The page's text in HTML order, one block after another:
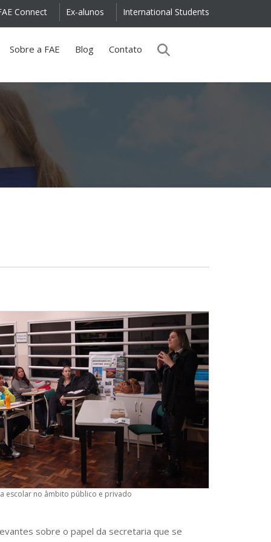
International Students
Ex-alunos
Connect
Sobre a FAE Blog Contato
escolar no âmbito público e privado
sobre o papel da secretaria que se